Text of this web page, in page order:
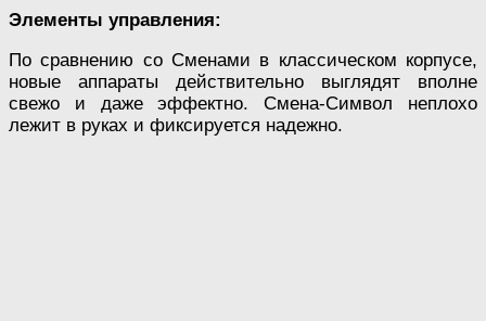
Элементы управления:
По сравнению со Сменами в классическом корпусе,
новые аппараты действительно выглядят вполне
свежо и даже эффектно. Смена-Символ неплохо
лежит в руках и фиксируется надежно.